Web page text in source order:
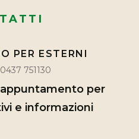
PER ESTERNI
0437 751130
per
e informazioni